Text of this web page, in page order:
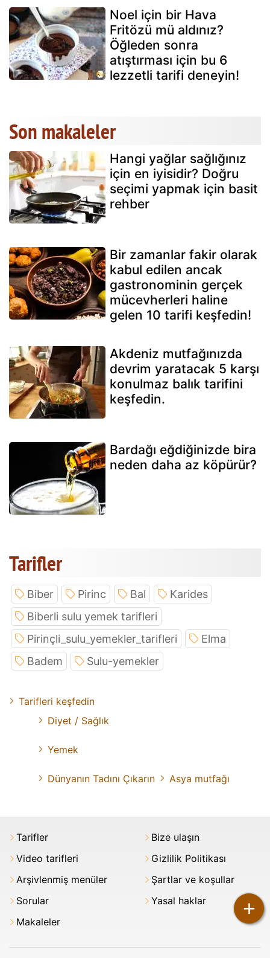
+
Noel için bir Hava
Fritözü mü aldınız?
Öğleden sonra
atıştırması için bu 6
lezzetli tarifi deneyin!
Son makaleler
Hangi yağlar sağlığınız
için en iyisidir? Doğru
seçimi yapmak için basit
rehber
Bir zamanlar fakir olarak
kabul edilen ancak
gastronominin gerçek
mücevherleri haline
gelen 10 tarifi keşfedin!
Akdeniz mutfağınızda
devrim yaratacak 5 karşı
konulmaz balık tarifini
keşfedin.
Bardağı eğdiğinizde bira
neden daha az köpürür?
Tarifler
Biber Pirinc Bal
Karides
Biberli sulu yemek tarifleri
Pirinçli_sulu_yemekler_tarifleri
Elma
Badem
Sulu-yemekler
Tarifleri keşfedin
Diyet / Sağlık
Yemek
Dünyanın Tadını Çıkarın Asya mutfağı
Tarifler
Video tarifleri
Arşivlenmiş menüler
Sorular
Makaleler
Bize ulaşın
Gizlilik Politikası
Şartlar ve koşullar
Yasal haklar